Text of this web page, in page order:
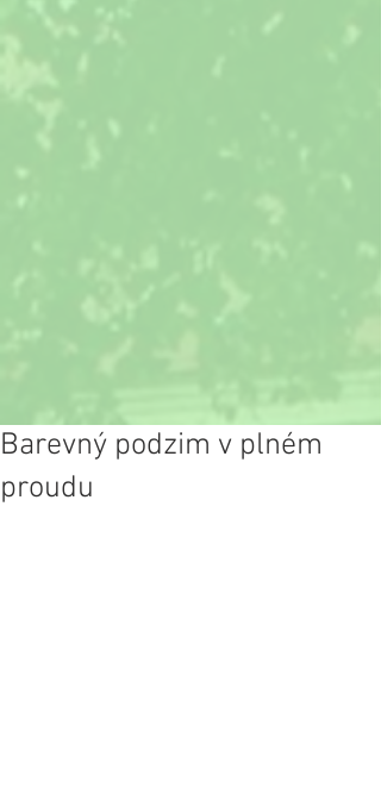
Barevný podzim v plném
proudu